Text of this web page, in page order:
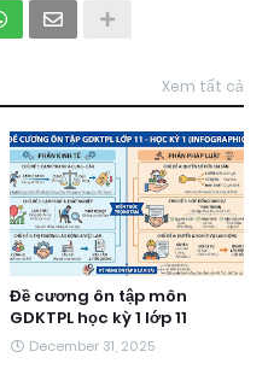
Xem tất cả
Đề cương ôn tập môn
GDKTPL học kỳ 1 lớp 11
December 31, 2025